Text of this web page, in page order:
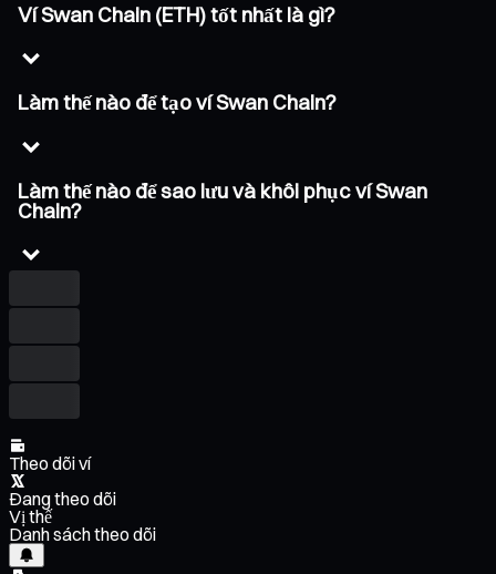
Ví Swan Chain (ETH) tốt nhất là gì?
Làm thế nào để tạo ví Swan Chain?
Làm thế nào để sao lưu và khôi phục ví Swan
Chain?
Theo dõi ví
Đang theo dõi
Vị thế
Danh sách theo dõi